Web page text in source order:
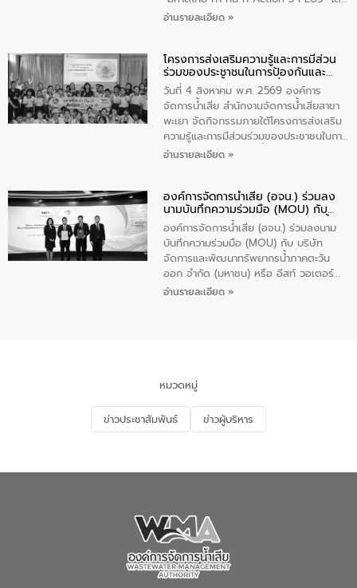
จังหวัดชัยนาท ให้การต้อนรับ
จัดโครงการส่งเสริมความรู้และการมีส่วน
“ชุมชนร่วมใจ น้ำใสยั่งยืน” ได้บรรยายให้
ความรู้เกี่ยวกับการจัดการน้ำเสียและการใช้
ถังดักไขมันให้แก่นักเรียนโรงเรียนวัดบ่อ
(นันทวิทยา) เทศบาลนครปากเกร็ด อำเภอ
ปากเกร็ด จังหวัดนนทบุรี จำนวน 30 คน
อ่านรายละเอียด »
โครงการส่งเสริมความรู้และการมีส่วน
ร่วมของประชาชนในการป้องกันและ
แก้ไขปัญหาน้ำเสียอย่างยั่งยืน
วันที่ 4 สิงหาคม พ.ศ. 2569 องค์การ
จัดการน้ำเสีย สำนักงานจัดการน้ำเสียสาขา
พะเยา จัดกิจกรรมภายใต้โครงการส่งเสริม
ความรู้และการมีส่วนร่วมของประชาชนในการ
ป้องกันและแก้ไขปัญหาน้ำเสียอย่างยั่งยืน
ชุมชนและการบำบัดน้ำเสียเบื้องต้น ให้กับ
นักเรียนชั้นประถมศึกษาปีที่ 5 โรงเรียน
เทศบาล 1 (พะเยาประชานุกูล) จำนวน 30
คน
อ่านรายละเอียด »
องค์การจัดการน้ำเสีย (อจน.) ร่วมลง
นามบันทึกความร่วมมือ (MOU) กับ
บริษัท จัดการและพัฒนาทรัพยากรน้ำ
ภาคตะวันออก จำกัด (มหาชน) หรือ อีส
ท์ วอเตอร์
องค์การจัดการน้ำเสีย (อจน.) ร่วมลงนาม
บันทึกความร่วมมือ (MOU) กับ บริษัท
จัดการและพัฒนาทรัพยากรน้ำภาคตะวัน
ออก จำกัด (มหาชน) หรือ อีสท์ วอเตอร์
เมื่อวันอังคารที่ 4 สิงหาคม 2569 ณ ห้อง
ด้านน้ำของประเทศ และเตรียมความพร้อม
รองรับการเติบโตของเมือง รวมถึงการ
ลงทุนในอุตสาหกรรมแห่งอนาคต ตลอดจน
มุ่งตอบโจทย์ความท้าทายจากวิกฤตการ
ในครั้งนี้เป็นการดึงจุดแข็งและความ
(อจน.) มาผสานกับประสบการณ์และ
เทคโนโลยีโครงข่ายน้ำครบวงจรในพื้นที่ EEC
ของอีสท์ วอเตอร์ เพื่อร่วมกันศึกษา
เทคโนโลยีการปรับปรุงคุณภาพน้ำ (Water
Reuse) และพัฒนารูปแบบการดำเนินงาน
อ่านรายละเอียด »
หมวดหมู่
ข่าวประชาสัมพันธ์ ข่าวผู้บริหาร